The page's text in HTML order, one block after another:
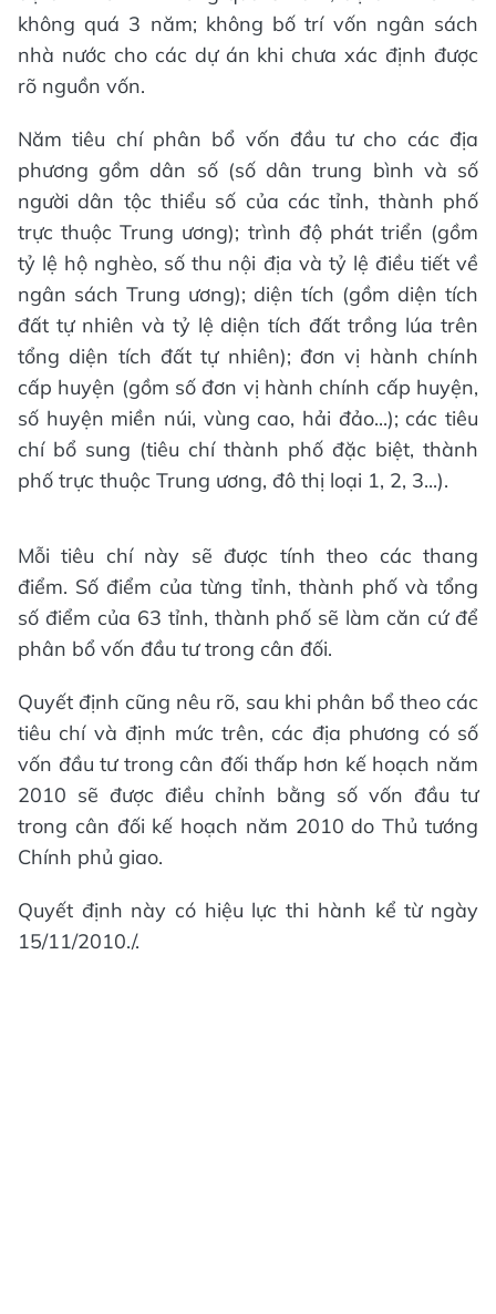
không quá 3 năm; không bố trí vốn ngân sách
nhà nước cho các dự án khi chưa xác định được
rõ nguồn vốn.
Năm tiêu chí phân bổ vốn đầu tư cho các địa
phương gồm dân số (số dân trung bình và số
người dân tộc thiểu số của các tỉnh, thành phố
trực thuộc Trung ương); trình độ phát triển (gồm
tỷ lệ hộ nghèo, số thu nội địa và tỷ lệ điều tiết về
ngân sách Trung ương); diện tích (gồm diện tích
đất tự nhiên và tỷ lệ diện tích đất trồng lúa trên
tổng diện tích đất tự nhiên); đơn vị hành chính
cấp huyện (gồm số đơn vị hành chính cấp huyện,
số huyện miền núi, vùng cao, hải đảo...); các tiêu
chí bổ sung (tiêu chí thành phố đặc biệt, thành
phố trực thuộc Trung ương, đô thị loại 1, 2, 3...).
Mỗi tiêu chí này sẽ được tính theo các thang
điểm. Số điểm của từng tỉnh, thành phố và tổng
số điểm của 63 tỉnh, thành phố sẽ làm căn cứ để
phân bổ vốn đầu tư trong cân đối.
Quyết định cũng nêu rõ, sau khi phân bổ theo các
tiêu chí và định mức trên, các địa phương có số
vốn đầu tư trong cân đối thấp hơn kế hoạch năm
2010 sẽ được điều chỉnh bằng số vốn đầu tư
trong cân đối kế hoạch năm 2010 do Thủ tướng
Chính phủ giao.
Quyết định này có hiệu lực thi hành kể từ ngày
15/11/2010./.